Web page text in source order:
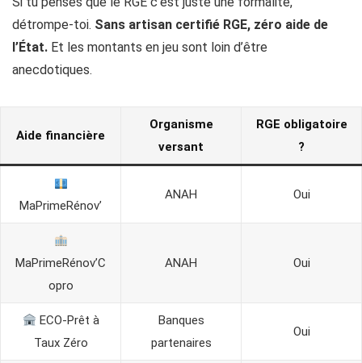
détrompe-toi. Sans artisan certifié RGE, zéro aide de
l’État. Et les montants en jeu sont loin d’être
anecdotiques.
Aide financière
Organisme
versant
RGE obligatoire
?
MaPrimeRénov’
ANAH Oui
MaPrimeRénov’C
opro
ANAH Oui
ECO-Prêt à
Taux Zéro
Banques
partenaires
Oui